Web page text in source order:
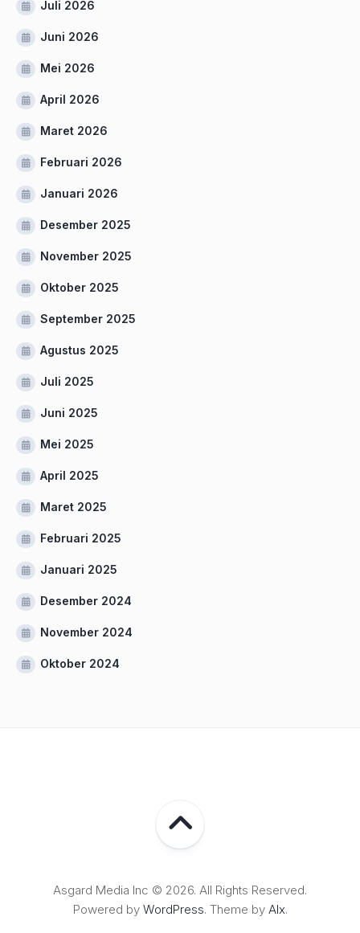
Juli 2026
Juni 2026
Mei 2026
April 2026
Maret 2026
Februari 2026
Januari 2026
Desember 2025
November 2025
Oktober 2025
September 2025
Agustus 2025
Juli 2025
Juni 2025
Mei 2025
April 2025
Maret 2025
Februari 2025
Januari 2025
Desember 2024
November 2024
Oktober 2024
Asgard Media Inc © 2026. All Rights Reserved.
Powered by WordPress. Theme by Alx.